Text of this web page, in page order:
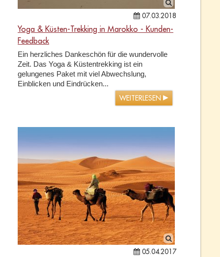
07.03.2018
Yoga & Küsten-Trekking in Marokko - Kunden-
Feedback
Ein herzliches Dankeschön für die wundervolle
Zeit. Das Yoga & Küstentrekking ist ein
gelungenes Paket mit viel Abwechslung,
Einblicken und Eindrücken...
WEITERLESEN
05.04.2017